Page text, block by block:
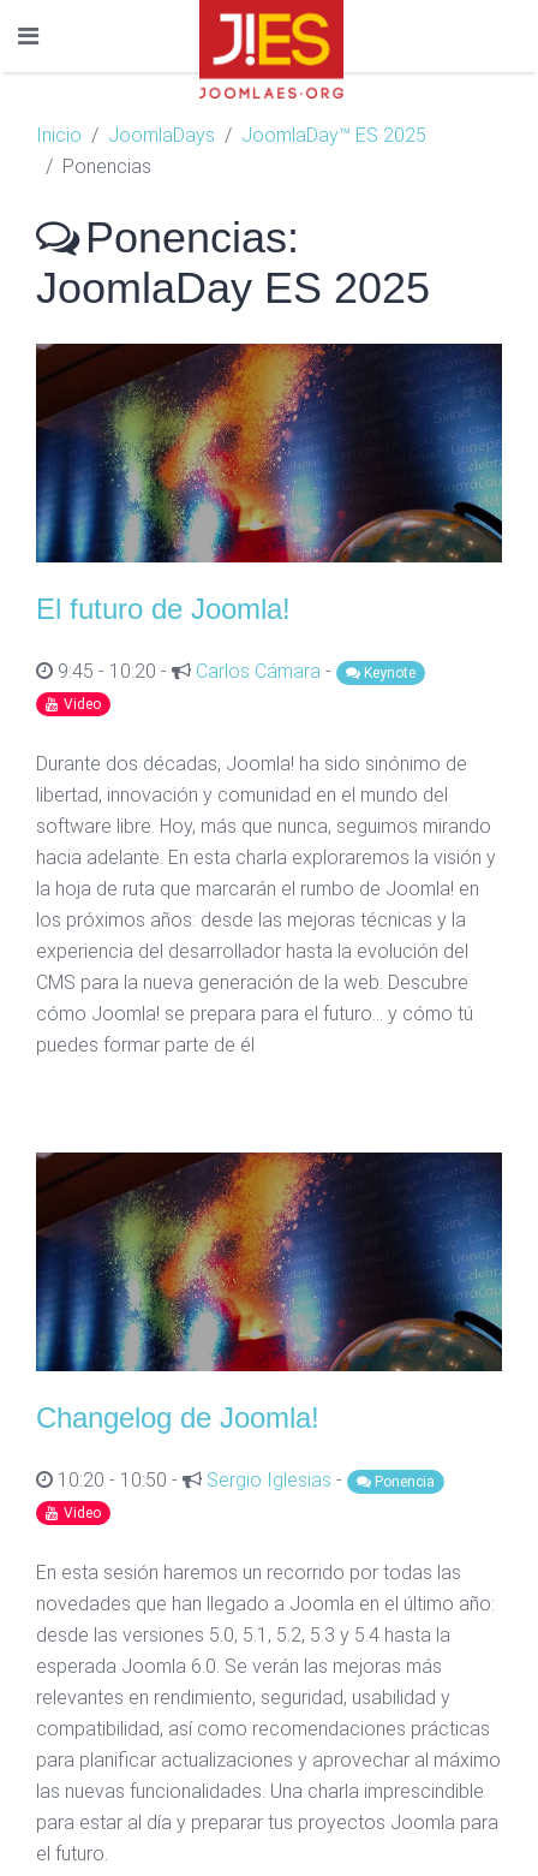
Inicio JoomlaDays
JoomlaDay™ ES 2025
Ponencias
Ponencias:
JoomlaDay ES 2025
El futuro de Joomla!
9:45 - 10:20 - Carlos Cámara -
Keynote
Video
Durante dos décadas, Joomla! ha sido sinónimo de
libertad, innovación y comunidad en el mundo del
software libre. Hoy, más que nunca, seguimos mirando
hacia adelante. En esta charla exploraremos la visión y
la hoja de ruta que marcarán el rumbo de Joomla! en
los próximos años: desde las mejoras técnicas y la
experiencia del desarrollador hasta la evolución del
CMS para la nueva generación de la web. Descubre
cómo Joomla! se prepara para el futuro… y cómo tú
puedes formar parte de él
Changelog de Joomla!
10:20 - 10:50 - Sergio Iglesias -
Ponencia
Video
En esta sesión haremos un recorrido por todas las
novedades que han llegado a Joomla en el último año:
desde las versiones 5.0, 5.1, 5.2, 5.3 y 5.4 hasta la
esperada Joomla 6.0. Se verán las mejoras más
relevantes en rendimiento, seguridad, usabilidad y
compatibilidad, así como recomendaciones prácticas
para planificar actualizaciones y aprovechar al máximo
las nuevas funcionalidades. Una charla imprescindible
para estar al día y preparar tus proyectos Joomla para
el futuro.